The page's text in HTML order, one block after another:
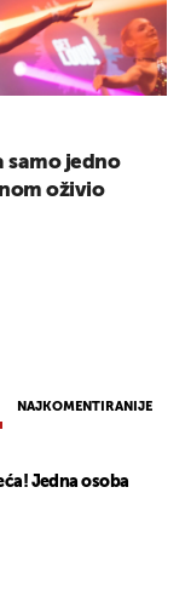
NAJKOMENTIRANIJE
Jedna osoba
samo jedno
oživio